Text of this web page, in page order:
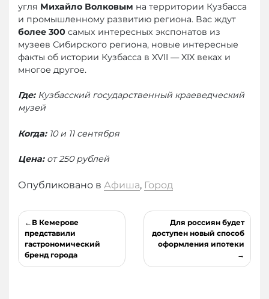
угля Михайло Волковым на территории Кузбасса
и промышленному развитию региона. Вас ждут
более 300 самых интересных экспонатов из
музеев Сибирского региона, новые интересные
факты об истории Кузбасса в XVII — XIX веках и
многое другое.
Где:Кузбасский государственный краеведческий
музей
Когда:10 и 11 сентября
Цена:от 250 рублей
Опубликовано в Афиша, Город
Навигация
по
записям
В Кемерове
представили
гастрономический
бренд города
Для россиян будет
доступен новый способ
оформления ипотеки